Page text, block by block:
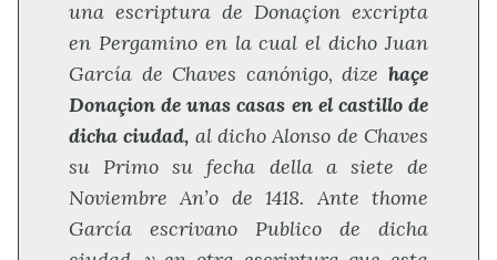
una escriptura de Donaçion excripta
en Pergamino en la cual el dicho Juan
García de Chaves canónigo, dize haçe
Donaçion de unas casas en el castillo de
dicha ciudad, al dicho Alonso de Chaves
su Primo su fecha della a siete de
Noviembre An’o de 1418. Ante thome
García escrivano Publico de dicha